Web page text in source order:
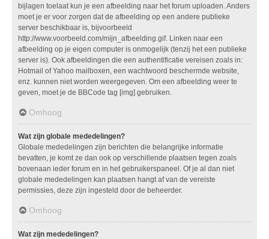
bijlagen toelaat kun je een afbeelding naar het forum uploaden. Anders
moet je er voor zorgen dat de afbeelding op een andere publieke
server beschikbaar is, bijvoorbeeld
http://www.voorbeeld.com/mijn_afbeelding.gif. Linken naar een
afbeelding op je eigen computer is onmogelijk (tenzij het een publieke
server is). Ook afbeeldingen die een authentificatie vereisen zoals in:
Hotmail of Yahoo mailboxen, een wachtwoord beschermde website,
enz. kunnen niet worden weergegeven. Om een afbeelding weer te
geven, moet je de BBCode tag [img] gebruiken.
Omhoog
Wat zijn globale mededelingen?
Globale mededelingen zijn berichten die belangrijke informatie
bevatten, je komt ze dan ook op verschillende plaatsen tegen zoals
bovenaan ieder forum en in het gebruikerspaneel. Of je al dan niet
globale mededelingen kan plaatsen hangt af van de vereiste
permissies, deze zijn ingesteld door de beheerder.
Omhoog
Wat zijn mededelingen?